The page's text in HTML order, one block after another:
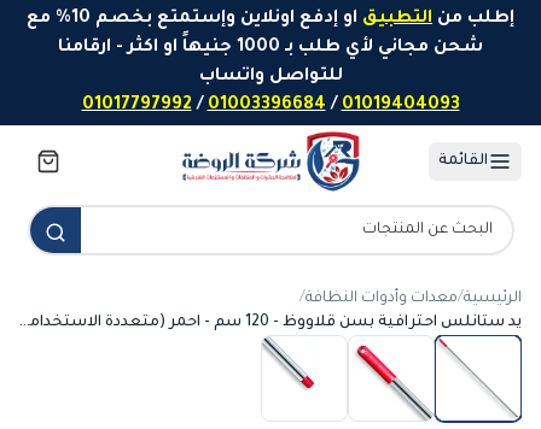
تخطَّ إلى المحتوى
إطلب من التطبيق
او إدفع اونلاين وإستمتع بخصم 10% مع
شحن مجاني لأي طلب بـ 1000 جنيهاً او اكثر - ارقامنا
للتواصل واتساب
01019404093
/
01003396684
/
01017797992
القائمة
الرئيسية/معدات وأدوات النظافة/
يد ستانلس احترافية بسن قلاووظ - 120 سم - احمر (متعددة الاستخدامات)